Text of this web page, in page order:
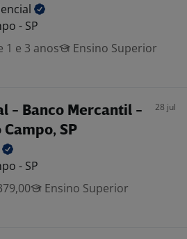
- SP
1 e 3 anos
Ensino Superior
- Banco Mercantil -
SP
28 jul
- SP
Ensino Superior